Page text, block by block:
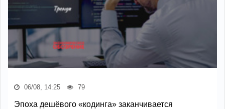
06/08, 14:25 79
Эпоха дешёвого «кодинга» заканчивается